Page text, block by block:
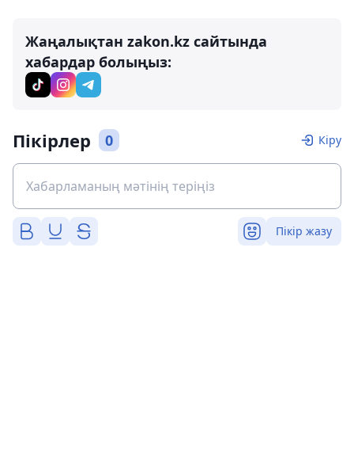
Жаңалықтан zakon.kz сайтында
хабардар болыңыз:
Пікірлер 0 Кіру
Пікір жазу